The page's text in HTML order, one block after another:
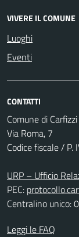
VIVERE IL COMUNE
Luoghi
Eventi
CONTATTI
Comune di Carfizzi
Via Roma, 7
Codice fiscale /
URP – Ufficio
PEC:
Centralino unico:
Leggi le FAQ